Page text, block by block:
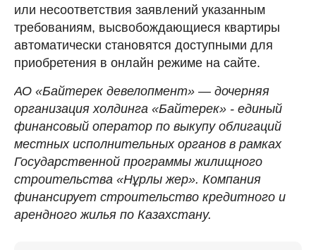
или несоответствия заявлений указанным
требованиям, высвобождающиеся квартиры
автоматически становятся доступными для
приобретения в онлайн режиме на сайте.
АО «Байтерек девелопмент» — дочерняя
организация холдинга «Байтерек» - единый
финансовый оператор по выкупу облигаций
местных исполнительных органов в рамках
Государственной программы жилищного
строительства «Нұрлы жер». Компания
финансирует строительство кредитного и
арендного жилья по Казахстану.